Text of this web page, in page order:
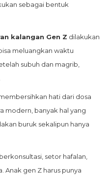
sebagai bentuk
kalangan Gen Z dilakukan
meluangkan waktu
subuh dan magrib,
hati dari dosa
modern, banyak hal yang
buruk sekalipun hanya
setor hafalan,
Anak gen Z harus punya